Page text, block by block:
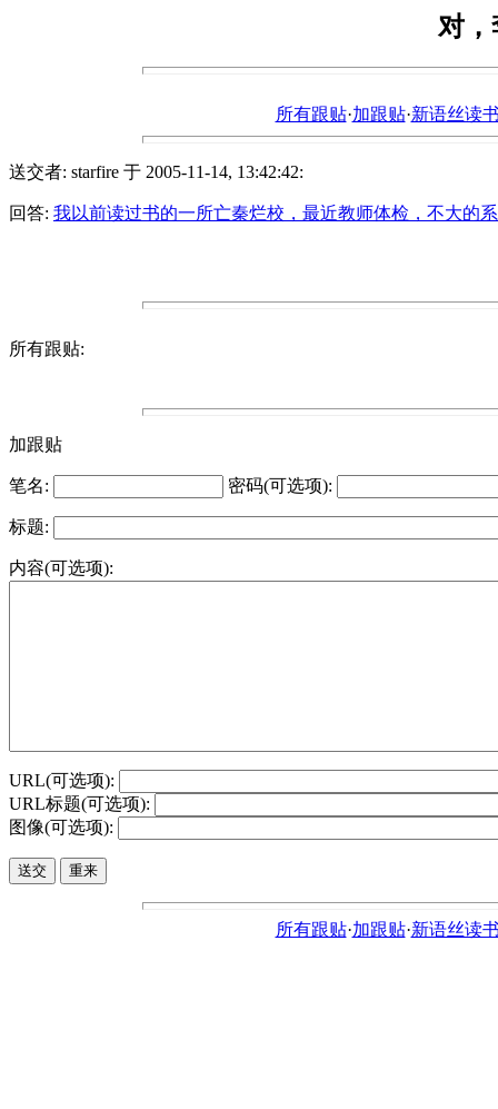
对
所有跟贴·加跟贴·新语丝读
送交者: starfire 于 2005-11-14, 13:42:42:
回答: 我以前读过书的一所亡秦烂校，最近教师体检，不大的
所有跟贴:
加跟贴
笔名: 密码(可选项):
标题:
内容(可选项):
URL(可选项):
URL标题(可选项):
图像(可选项):
所有跟贴·加跟贴·新语丝读